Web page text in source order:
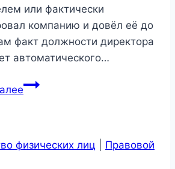
или фактически
компанию и довёл её до
факт должности директора
автоматического…
Банкротство
физического
физических лиц
Правовой